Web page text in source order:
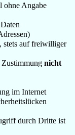
ohne Angabe
stets auf freiwilliger
Zustimmungnicht
im Internet
durch Dritte ist